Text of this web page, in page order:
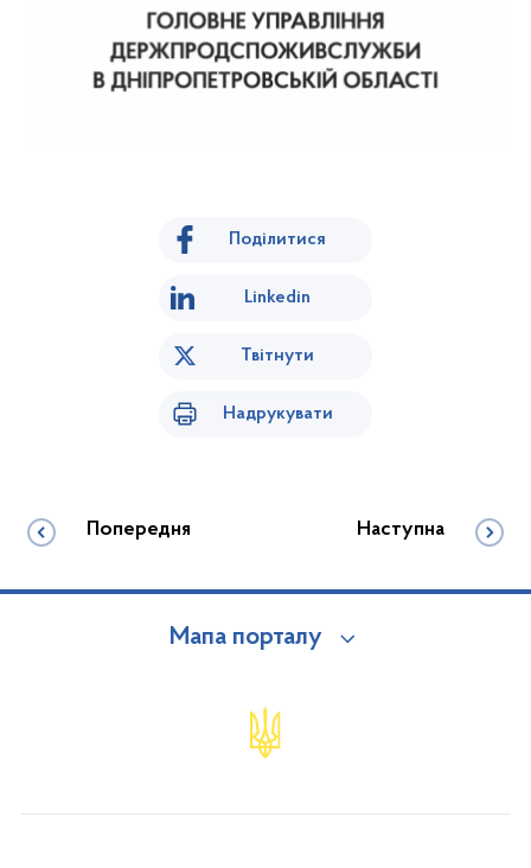
Поділитися
Linkedin
Твітнути
Надрукувати
Попередня Наступна
Мапа порталу